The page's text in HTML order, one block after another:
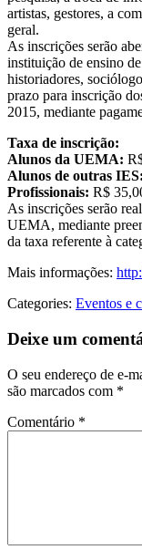
artistas, gestores, a
geral.
As inscrições serão
instituição de ensino
historiadores,
prazo para inscrição
2015, mediante
Taxa de inscrição:
Alunos da UEMA:
Alunos de outras IES:
Profissionais: R$
As inscrições serão
UEMA, mediante
da taxa referente à
Mais informações:
Categories: Eventos e
Deixe um
O seu endereço de e-
são marcados com *
Comentário *